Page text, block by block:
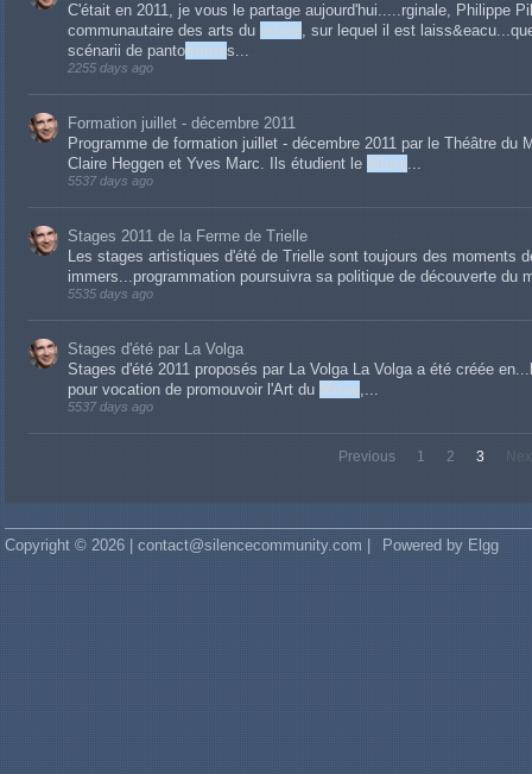
C'était en 2011, je vous le partage aujourd'hui.....rginale, Philippe
communautaire des arts du mime, sur lequel il est
scénarii de pantomimes...
2255 days ago
Formation juillet - décembre 2011
Programme de formation juillet - décembre 2011 par le Théâtre du
Claire Heggen et Yves Marc. Ils étudient le Mime...
5537 days ago
Stages 2011 de la Ferme de Trielle
Les stages artistiques d'été de Trielle sont toujours des moments
immers...programmation poursuivra sa politique de découverte du
5535 days ago
Stages d'été par La Volga
Stages d'été 2011 proposés par La Volga La Volga a été créée
pour vocation de promouvoir l'Art du Mime,...
5537 days ago
Previous 1 2 3
Copyright © 2026 | contact@silencecommunity.com | Powered by Elgg